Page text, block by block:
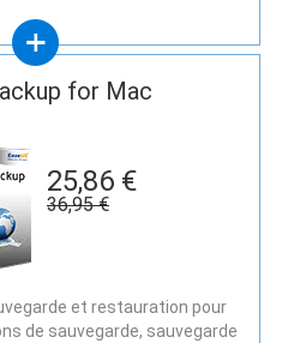
for Mac
25,86 €
36,95 €
et restauration pour
de sauvegarde, sauvegarde